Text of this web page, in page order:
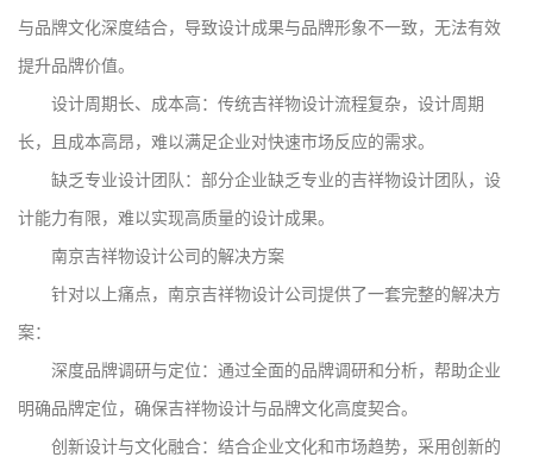
与品牌文化深度结合，导致设计成果与品牌形象不一致，无法有效
提升品牌价值。
设计周期长、成本高：传统吉祥物设计流程复杂，设计周期
长，且成本高昂，难以满足企业对快速市场反应的需求。
缺乏专业设计团队：部分企业缺乏专业的吉祥物设计团队，设
计能力有限，难以实现高质量的设计成果。
南京吉祥物设计公司的解决方案
针对以上痛点，南京吉祥物设计公司提供了一套完整的解决方
案：
深度品牌调研与定位：通过全面的品牌调研和分析，帮助企业
明确品牌定位，确保吉祥物设计与品牌文化高度契合。
创新设计与文化融合：结合企业文化和市场趋势，采用创新的